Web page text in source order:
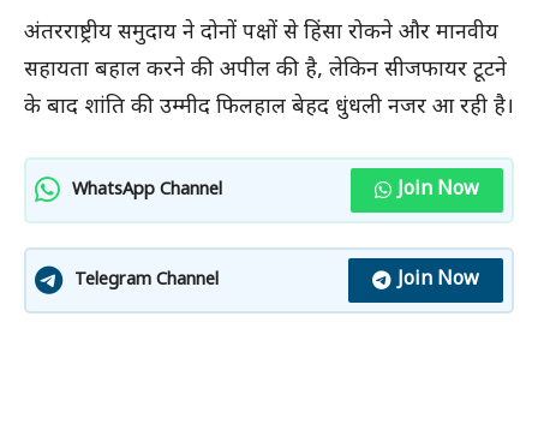
अंतरराष्ट्रीय समुदाय ने दोनों पक्षों से हिंसा रोकने और मानवीय
सहायता बहाल करने की अपील की है, लेकिन सीजफायर टूटने
के बाद शांति की उम्मीद फिलहाल बेहद धुंधली नजर आ रही है।
WhatsApp Channel Join Now
Telegram Channel Join Now